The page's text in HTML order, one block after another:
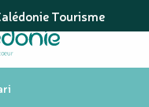
Tourisme